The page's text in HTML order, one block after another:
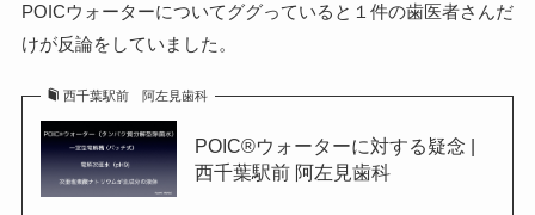
POICウォーターについてググっていると１件の歯医者さんだ
けが反論をしていました。
西千葉駅前 阿左見歯科
POIC®️ウォーターに対する疑念 |
西千葉駅前 阿左見歯科